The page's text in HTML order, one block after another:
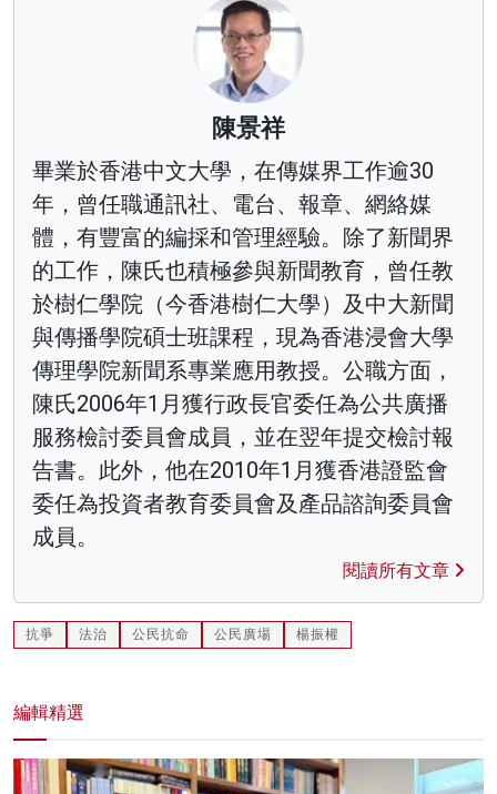
陳景祥
畢業於香港中文大學，在傳媒界工作逾30
年，曾任職通訊社、電台、報章、網絡媒
體，有豐富的編採和管理經驗。除了新聞界
的工作，陳氏也積極參與新聞教育，曾任教
於樹仁學院（今香港樹仁大學）及中大新聞
與傳播學院碩士班課程，現為香港浸會大學
傳理學院新聞系專業應用教授。公職方面，
陳氏2006年1月獲行政長官委任為公共廣播
服務檢討委員會成員，並在翌年提交檢討報
告書。此外，他在2010年1月獲香港證監會
委任為投資者教育委員會及產品諮詢委員會
成員。
閱讀所有文章
抗爭 法治 公民抗命 公民廣場 楊振權
編輯精選